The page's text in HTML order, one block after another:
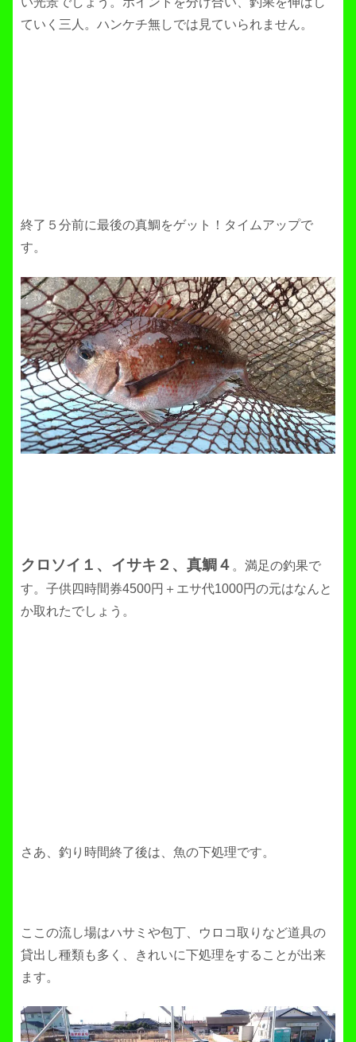
ていく三人。ハンケチ無しでは見ていられません。
終了５分前に最後の真鯛をゲット！タイムアップで
す。
クロソイ１、イサキ２、真鯛４ 。満足の釣果で
す。子供四時間券4500円＋エサ代1000円の元はなんと
か取れたでしょう。
さあ、釣り時間終了後は、魚の下処理です。
ここの流し場はハサミや包丁、ウロコ取りなど道具の
貸出し種類も多く、きれいに下処理をすることが出来
ます。